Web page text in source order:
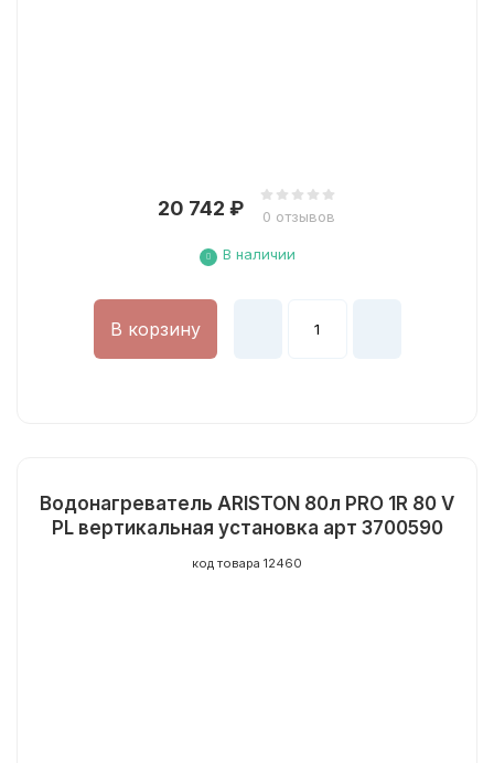
20 742 ₽ 0 отзывов
В наличии
В корзину
Водонагреватель ARISTON 80л PRO 1R 80 V
PL вертикальная установка арт 3700590
код товара 12460